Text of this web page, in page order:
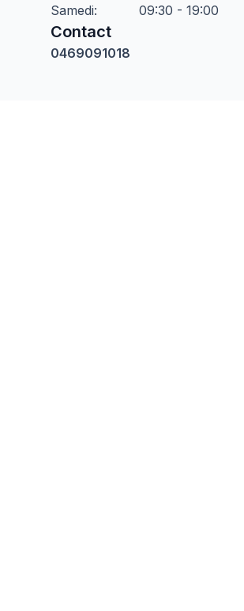
Samedi: 09:30 - 19:00
Contact
0469091018